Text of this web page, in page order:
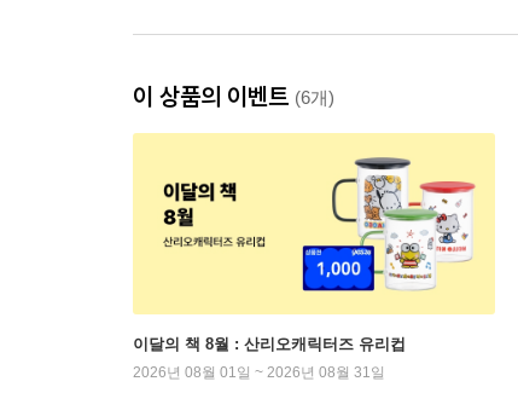
이 상품의 이벤트 (6개)
이달의 책 8월 : 산리오캐릭터즈 유리컵
2026년 08월 01일 ~ 2026년 08월 31일